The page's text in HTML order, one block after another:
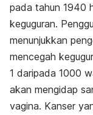
pada tahun 1940
keguguran.
menunjukkan
mencegah
1 daripada 1000
akan mengidap
vagina. Kanser